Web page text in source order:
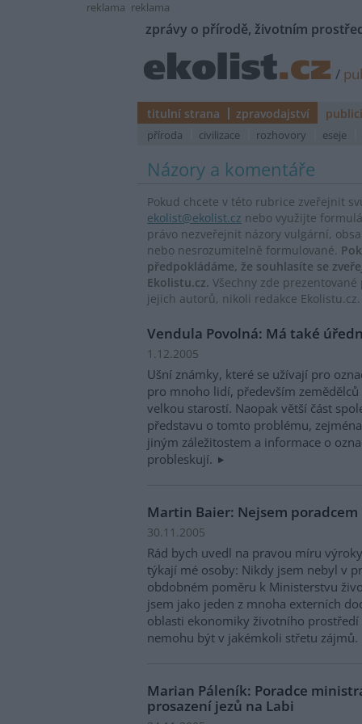
reklama reklama
zprávy o přírodě, životním
/
titulní strana zpravodajství
příroda civilizace rozhovory eseje
Názory a komentáře
Pokud chcete v této rubrice zveřejnit
ekolist@ekolist.cz nebo využijte
právo nezveřejnit názory vulgární,
nebo nesrozumitelně formulované.
předpokládáme, že souhlasíte se
Ekolistu.cz. Všechny zde
jejich autorů, nikoli redakce Ekolistu.cz.
Vendula Povolná: Má také
1.12.2005
Ušní známky, které se užívají pro
pro mnoho lidí, především
velkou starostí. Naopak větší část
představu o tomto problému,
jiným záležitostem a informace o
probleskují.
Martin Baier: Nejsem
30.11.2005
Rád bych uvedl na pravou míru
týkají mé osoby: Nikdy jsem nebyl v
obdobném poměru k Ministerstvu
jsem jako jeden z mnoha externích
oblasti ekonomiky životního prostředí
nemohu být v jakémkoli střetu zájmů.
Marian Páleník: Poradce
prosazení jezů na Labi